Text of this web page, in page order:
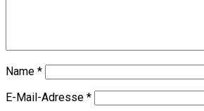
Name *
E-Mail-Adresse *